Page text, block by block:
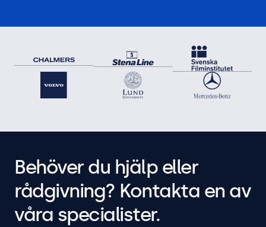
Behöver du hjälp eller
rådgivning? Kontakta en av
våra specialister.